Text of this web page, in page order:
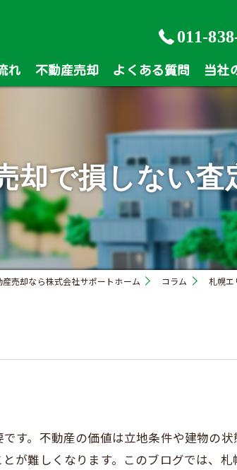
011-
れ 不動産売却 よくある質問 当社
戸建
マン
相続
買い
却で損しない査
売却なら株式会社サポートホーム コラム 札幌エ
す。不動産の価値は立地条件や建物の
が難しくなります。このブログでは、